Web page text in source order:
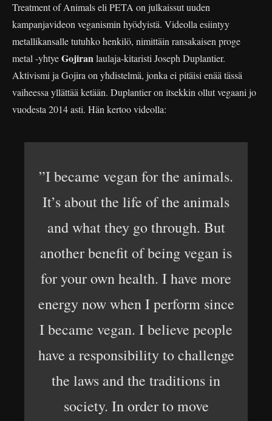
Treatment of Animals eli PETA on julkaissut uuden
kampanjavideon veganismin hyödyistä. Videolla esiintyy
metallikansalle tutuhko henkilö, nimittäin ransakaisen proge
metal -yhtyeGojiranlaulaja-kitaristi Joseph Duplantier.
Aktivismi ja Gojira on yhdistelmä, jonka ei pitäisi enää tässä
vaiheessa yllättää ketään. Duplantier on itsekkin ollut vegaani jo
vuodesta 2014 asti. Hän kertoo videolla:
”I became vegan for the animals.
It’s about the life of the animals
and what they go through. But
another benefit of being vegan is
for your own health. I have more
energy now when I perform since
I became vegan. I believe people
have a responsibility to challenge
the laws and the traditions in
society. In order to move